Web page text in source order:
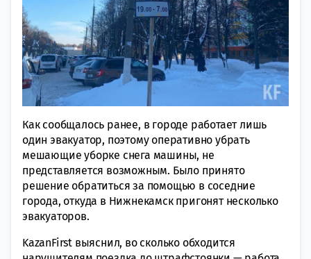
Как сообщалось ранее, в городе работает лишь
один эвакуатор, поэтому оперативно убрать
мешающие уборке снега машины, не
представляется возможным. Было принято
решение обратиться за помощью в соседние
города, откуда в Нижнекамск пригонят несколько
эвакуаторов.
KazanFirst выяснил, во сколько обходится